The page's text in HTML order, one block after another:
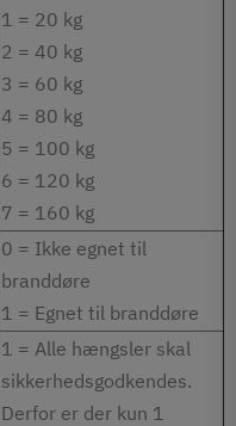
1 = 20 kg
2 = 40 kg
3 = 60 kg
4 = 80 kg
5 = 100 kg
6 = 120 kg
7 = 160 kg
0 = Ikke egnet til
branddøre
1 = Egnet til branddøre
1 = Alle hængsler skal
sikkerhedsgodkendes.
Derfor er der kun 1